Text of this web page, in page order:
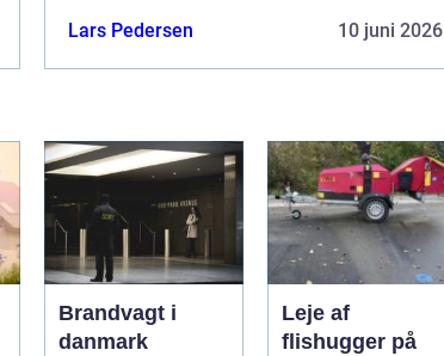
Lars Pedersen 10 juni 2026
Brandvagt i
danmark
Leje af
flishugger på